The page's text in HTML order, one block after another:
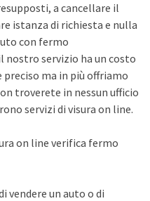
a cancellare il
istanza di richiesta e nulla
con fermo
servizio ha un costo
ma in più offriamo
troverete in nessun ufficio
servizi di visura on line.
on line verifica fermo
vendere un auto o di